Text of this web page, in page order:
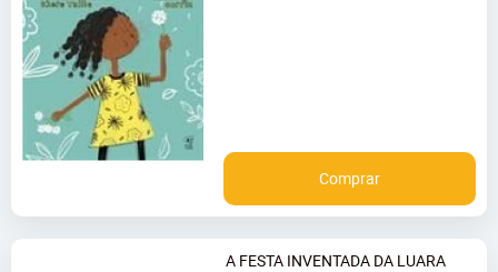
Comprar
A FESTA INVENTADA DA LUARA